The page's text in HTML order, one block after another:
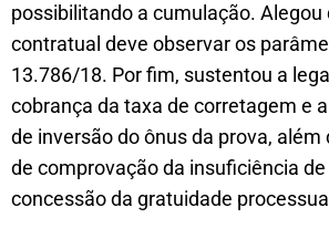
possibilitando a cumulação. Alegou
contratual deve observar os
13.786/18. Por fim, sustentou a
cobrança da taxa de corretagem e
de inversão do ônus da prova, além
de comprovação da insuficiência
concessão da gratuidade